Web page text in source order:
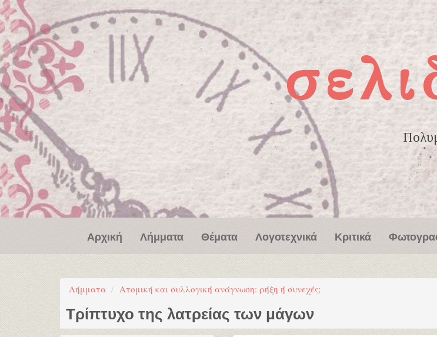
Παράκαμψη προς το κυρίως περιεχόμενο
Αρχική Λήμματα Θέματα Λογοτεχνικά Κριτικά
Λήμματα Ατομική και συλλογική ανάγνωση: ρήξη ή συνεχές;
Τρίπτυχο της λατρείας των μάγων